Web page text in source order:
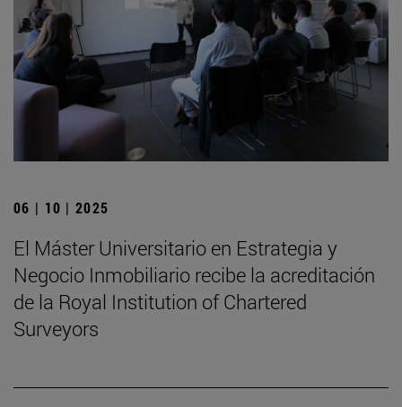
06 | 10 | 2025
El Máster Universitario en Estrategia y
Negocio Inmobiliario recibe la acreditación
de la Royal Institution of Chartered
Surveyors